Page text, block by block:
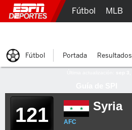
121 Syria
AFC
Fútbol MLB
Fútbol Portada Resultados